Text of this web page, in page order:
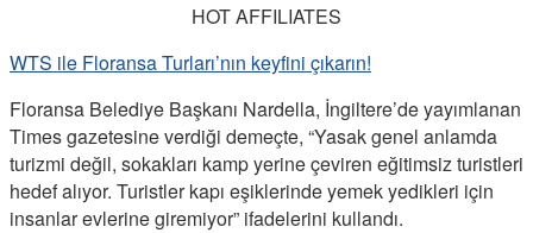
HOT AFFILIATES
WTS ile Floransa Turları’nın keyfini çıkarın!
Floransa Belediye Başkanı Nardella, İngiltere’de yayımlanan
Times gazetesine verdiği demeçte, “Yasak genel anlamda
turizmi değil, sokakları kamp yerine çeviren eğitimsiz turistleri
hedef alıyor. Turistler kapı eşiklerinde yemek yedikleri için
insanlar evlerine giremiyor” ifadelerini kullandı.